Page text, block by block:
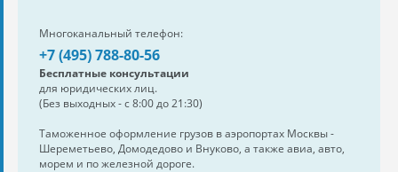
Многоканальный телефон:
+7 (495) 788-80-56
Бесплатные консультации
для юридических лиц.
(Без выходных - с 8:00 до 21:30)
Таможенное оформление грузов в аэропортах Москвы -
Шереметьево, Домодедово и Внуково, а также авиа, авто,
морем и по железной дороге.